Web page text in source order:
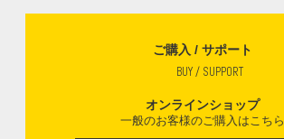
ご購入 / サポート
BUY / SUPPORT
オンラインショップ
一般のお客様のご購入はこちら